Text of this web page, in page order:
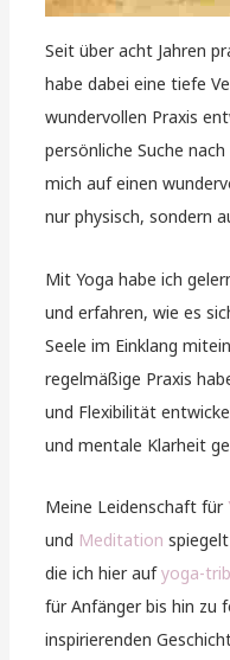
Seit über acht Jahren
habe dabei eine tiefe
wundervollen Praxis
persönliche Suche
mich auf einen
nur physisch, sondern
Mit Yoga habe ich
und erfahren, wie es
Seele im Einklang
regelmäßige Praxis
und Flexibilität
und mentale Klarheit
Meine Leidenschaft für
und Meditation
die ich hier aufyoga-
für Anfänger bis hin zu
inspirierenden